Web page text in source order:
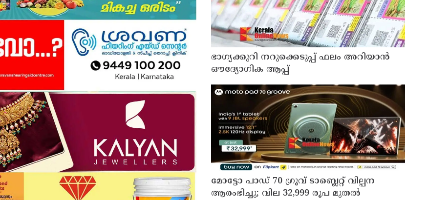
ഭാഗ്യക്കുറി നറുക്കെടുപ്പ് ഫലം അറിയാൻ
ഔദ്യോഗിക ആപ്പ്
മോട്ടോ പാഡ് 70 ഗ്രൂവ് ടാബ്ലെറ്റ് വില്പന
ആരംഭിച്ചു; വില 32,999 രൂപ മുതൽ